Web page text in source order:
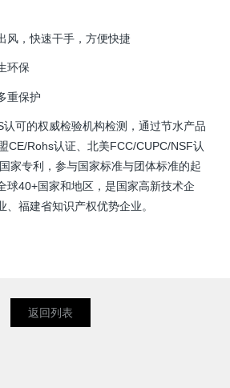
，快速干手，方便快捷
环保
重保护
认可的权威检验机构检测，通过节水产品
CE/Rohs认证、北美FCC/CUPC/NSF认
家专利，参与国家标准与团体标准的起
球40+国家和地区，是国家高新技术企
、福建省知识产权优势企业。
返回列表